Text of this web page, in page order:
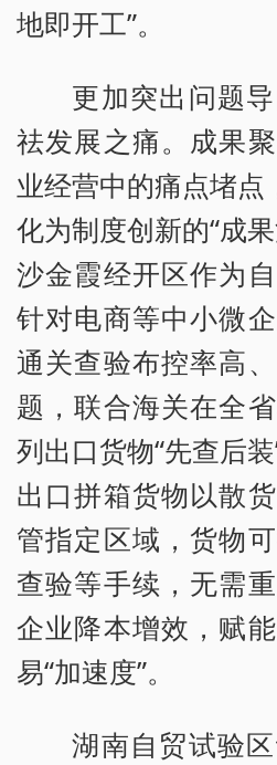
地即开工”。
更加突出问题
祛发展之痛。成果
业经营中的痛点堵点
化为制度创新的“成
沙金霞经开区作为
针对电商等中小微企
通关查验布控率高
题，联合海关在全
列出口货物“先查后
出口拼箱货物以散
管指定区域，货物
查验等手续，无需
企业降本增效，赋
易“加速度”。
湖南自贸试验